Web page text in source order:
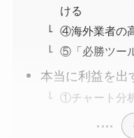
ける
④海外業者の
⑤「必勝ツー
本当に利益を出
①チャート分